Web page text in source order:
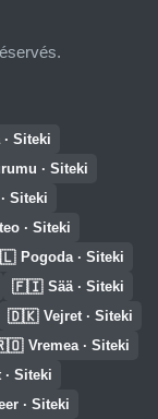
· Siteki
· Siteki
· Siteki
· Siteki
Pogoda · Siteki
🇫🇮 Sää · Siteki
🇩🇰 Vejret · Siteki
Vremea · Siteki
Siteki
· Siteki